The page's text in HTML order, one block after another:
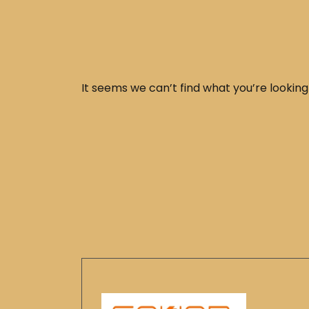
It seems we can’t find what you’re